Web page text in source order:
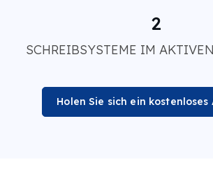
2
SCHREIBSYSTEME IM
Holen Sie sich ein